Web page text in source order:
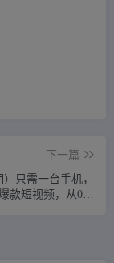
下一篇
）只需一台手机，
款短视频，从0开